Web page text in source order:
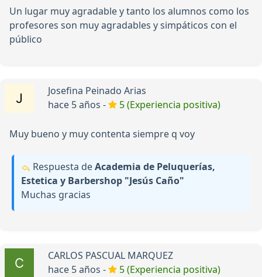
Un lugar muy agradable y tanto los alumnos como los
profesores son muy agradables y simpáticos con el
público
Josefina Peinado Arias
hace 5 años -
5 (Experiencia positiva)
Muy bueno y muy contenta siempre q voy
Respuesta deAcademia de Peluquerías,
Estetica y Barbershop "Jesús Caño"
Muchas gracias
CARLOS PASCUAL MARQUEZ
hace 5 años -
5 (Experiencia positiva)